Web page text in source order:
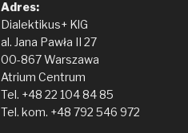
Adres:
Dialektikus+ KlG
al. Jana Pawła II 27
00-867 Warszawa
Atrium Centrum
Tel. +48 22 104 84 85
Tel. kom. +48 792 546 972